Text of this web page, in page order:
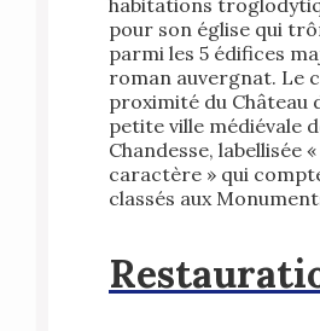
pour son église qui
parmi les 5 édifices
roman auvergnat. Le
proximité du Château
petite ville médiévale
Chandesse, labellisée
caractère » qui
classés aux